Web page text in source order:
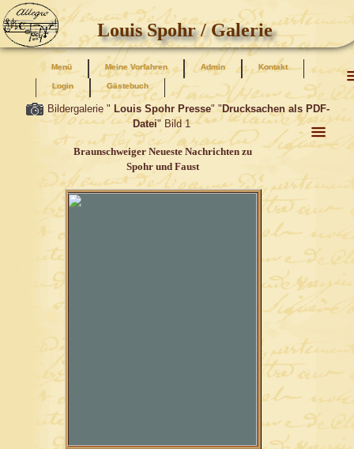
Louis Spohr / Galerie
Menü Meine Vorfahren Admin Kontakt
Login Gästebuch
Bildergalerie " Louis Spohr Presse" "Drucksachen als PDF-
Datei" Bild1
Braunschweiger Neueste Nachrichten zu
Spohr und Faust